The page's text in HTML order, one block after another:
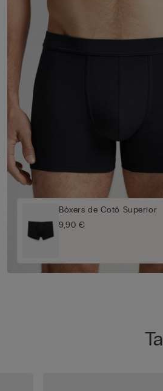
Bòxers de Cotó Superior
9,90 €